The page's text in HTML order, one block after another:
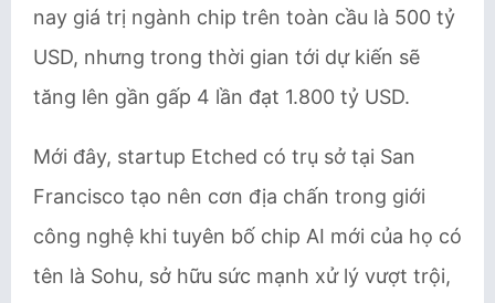
nay giá trị ngành chip trên toàn cầu là 500 tỷ
USD, nhưng trong thời gian tới dự kiến sẽ
tăng lên gần gấp 4 lần đạt 1.800 tỷ USD.
Mới đây, startup Etched có trụ sở tại San
Francisco tạo nên cơn địa chấn trong giới
công nghệ khi tuyên bố chip AI mới của họ có
tên là Sohu, sở hữu sức mạnh xử lý vượt trội,